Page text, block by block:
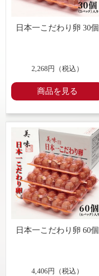
日本一こだわり卵 30個
2,268円（税込）
商品を見る
日本一こだわり卵 60個
4,406円（税込）